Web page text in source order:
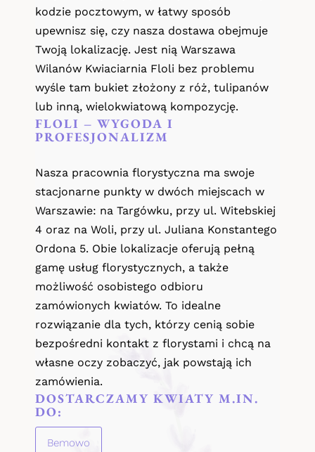
kodzie pocztowym, w łatwy sposób
upewnisz się, czy nasza dostawa obejmuje
Twoją lokalizację. Jest nią Warszawa
Wilanów Kwiaciarnia Floli bez problemu
wyśle tam bukiet złożony z róż, tulipanów
lub inną, wielokwiatową kompozycję.
FLOLI – WYGODA I
PROFESJONALIZM
Nasza pracownia florystyczna ma swoje
stacjonarne punkty w dwóch miejscach w
Warszawie: na Targówku, przy ul. Witebskiej
4 oraz na Woli, przy ul. Juliana Konstantego
Ordona 5. Obie lokalizacje oferują pełną
gamę usług florystycznych, a także
możliwość osobistego odbioru
zamówionych kwiatów. To idealne
rozwiązanie dla tych, którzy cenią sobie
bezpośredni kontakt z florystami i chcą na
własne oczy zobaczyć, jak powstają ich
zamówienia.
DOSTARCZAMY KWIATY M.IN.
DO:
Bemowo